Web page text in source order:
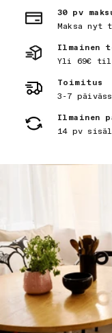
30 pv
Maksa nyt
Ilmainen
Yli 69€
Toimitus
3-7
Ilmainen
14 pv